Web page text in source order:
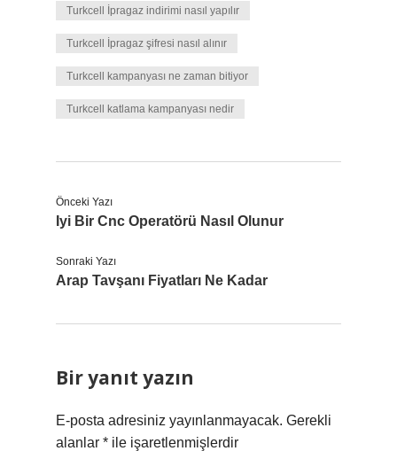
Turkcell İpragaz indirimi nasıl yapılır
Turkcell İpragaz şifresi nasıl alınır
Turkcell kampanyası ne zaman bitiyor
Turkcell katlama kampanyası nedir
Önceki Yazı
Iyi Bir Cnc Operatörü Nasıl Olunur
Sonraki Yazı
Arap Tavşanı Fiyatları Ne Kadar
Bir yanıt yazın
E-posta adresiniz yayınlanmayacak. Gerekli
alanlar * ile işaretlenmişlerdir